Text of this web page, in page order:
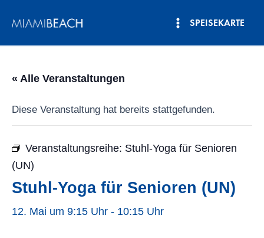
Inhalt
SPEISEKARTE
« Alle Veranstaltungen
Diese Veranstaltung hat bereits stattgefunden.
Veranstaltungsreihe: Stuhl-Yoga für Senioren
(UN)
Stuhl-Yoga für Senioren (UN)
12. Mai um 9:15 Uhr - 10:15 Uhr